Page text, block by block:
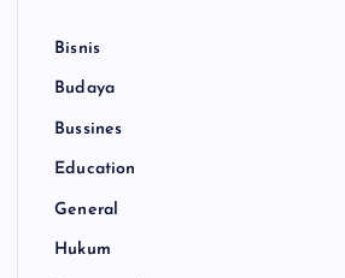
Bisnis
Budaya
Bussines
Education
General
Hukum